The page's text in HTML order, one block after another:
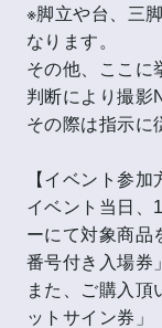
※脚立や台、三
なります。
その他、ここに
判断により撮影
その際は指示に
【イベント参加
イベント当日、
ーにて対象商品
番号付き入場券
また、ご購入頂
ットサイン券」